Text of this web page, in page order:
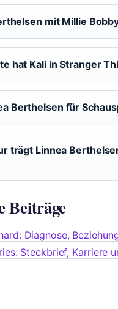
mit Millie
hat Kali in Stranger
Berthelsen für
trägt Linnea
Beiträge
Diagnose,
Steckbrief, Karriere